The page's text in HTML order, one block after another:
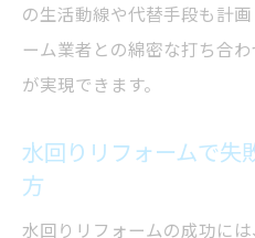
の生活動線や代替手段も計
ーム業者との綿密な打ち合
が実現できます。
水回りリフォームで失
方
水回りリフォームの成功に